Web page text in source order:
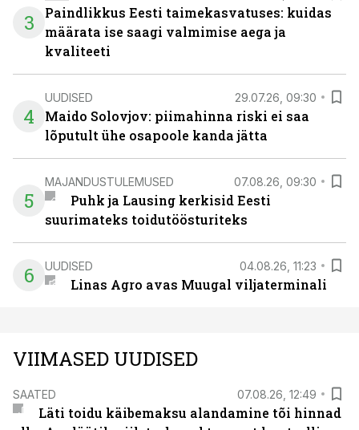
3
Paindlikkus Eesti taimekasvatuses: kuidas
määrata ise saagi valmimise aega ja
kvaliteeti
4
UUDISED 29.07.26, 09:30
Maido Solovjov: piimahinna riski ei saa
lõputult ühe osapoole kanda jätta
5
MAJANDUSTULEMUSED 07.08.26, 09:30
Puhk ja Lausing kerkisid Eesti
suurimateks toidutöösturiteks
6 UUDISED 04.08.26, 11:23
Linas Agro avas Muugal viljaterminali
VIIMASED UUDISED
SAATED 07.08.26, 12:49
Läti toidu käibemaksu alandamine tõi hinnad